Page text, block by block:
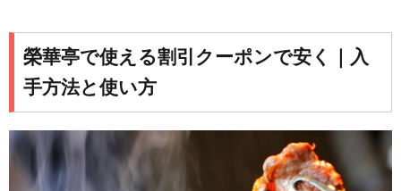
榮華亭で使える割引クーポンで安く｜入
手方法と使い方